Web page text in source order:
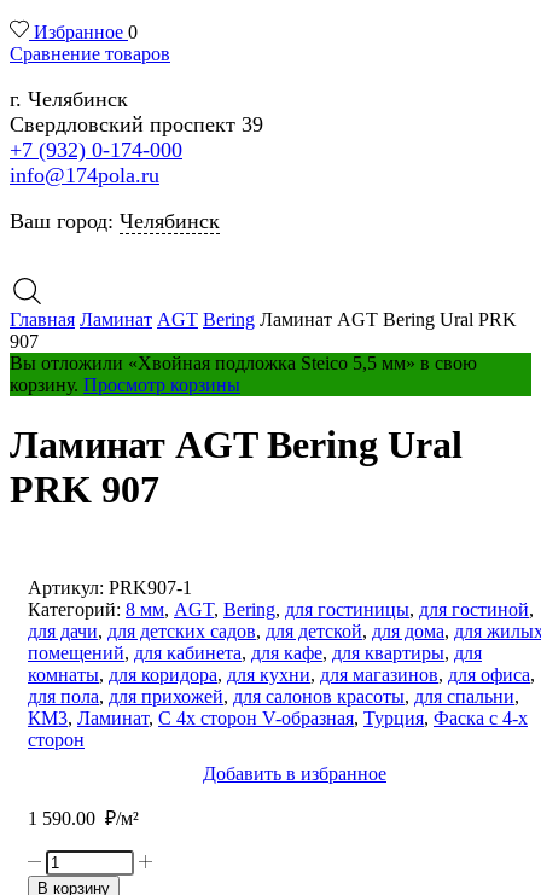
Избранное 0
Сравнение товаров
г. Челябинск
Свердловский проспект 39
+7 (932) 0-174-000
info@174pola.ru
Ваш город: Челябинск
Главная Ламинат AGT Bering Ламинат AGT Bering Ural PRK
907
Вы отложили «Хвойная подложка Steico 5,5 мм» в свою
корзину. Просмотр корзины
Ламинат AGT Bering Ural
PRK 907
Артикул: PRK907-1
Категорий: 8 мм, AGT, Bering, для гостиницы, для гостиной,
для дачи, для детских садов, для детской, для дома, для
помещений, для кабинета, для кафе, для квартиры, для
комнаты, для коридора, для кухни, для магазинов, для офиса,
для пола, для прихожей, для салонов красоты, для спальни,
КМ3, Ламинат, С 4х сторон V-образная, Турция, Фаска с 4-х
сторон
Добавить в избранное
1 590.00 ₽/м²
Количество
товара
В корзину